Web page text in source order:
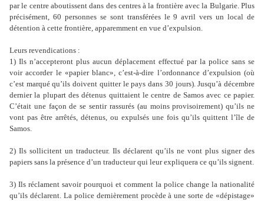
par le centre aboutissent dans des centres à la frontière avec la Bulgarie. Plus
précisément, 60 personnes se sont transférées le 9 avril vers un local de
détention à cette frontière, apparemment en vue d’expulsion.
Leurs revendications :
1) Ils n’accepteront plus aucun déplacement effectué par la police sans se
voir accorder le «papier blanc», c’est-à-dire l’ordonnance d’expulsion (où
c’est marqué qu’ils doivent quitter le pays dans 30 jours). Jusqu’à décembre
dernier la plupart des détenus quittaient le centre de Samos avec ce papier.
C’était une façon de se sentir rassurés (au moins provisoirement) qu’ils ne
vont pas être arrêtés, détenus, ou expulsés une fois qu’ils quittent l’île de
Samos.
2) Ils sollicitent un traducteur. Ils déclarent qu’ils ne vont plus signer des
papiers sans la présence d’un traducteur qui leur expliquera ce qu’ils signent.
3) Ils réclament savoir pourquoi et comment la police change la nationalité
qu’ils déclarent. La police dernièrement procède à une sorte de «dépistage»